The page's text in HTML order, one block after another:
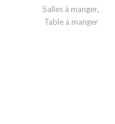
Salles à manger,
Table à manger